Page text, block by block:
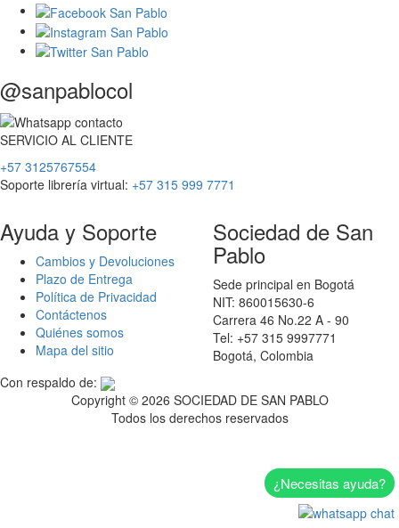
@sanpablocol
SERVICIO AL CLIENTE
+57 3125767554
Soporte librería virtual: +57 315 999 7771
Ayuda y Soporte
Cambios y Devoluciones
Plazo de Entrega
Política de Privacidad
Contáctenos
Quiénes somos
Mapa del sitio
Sociedad de San
Pablo
Sede principal en Bogotá
NIT: 860015630-6
Carrera 46 No.22 A - 90
Tel: +57 315 9997771
Bogotá, Colombia
Con respaldo de:
Copyright © 2026 SOCIEDAD DE SAN PABLO
Todos los derechos reservados
¿Necesitas ayuda?